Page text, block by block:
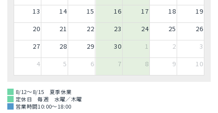
13
14 15 16 17 18
19
20
21 22 23 24 25
26
27
28 29 30 1 2
3
4
5 6 7 8 9 10
8/12～8/15 夏季休業
定休日 毎週 水曜／木曜
営業時間10:00～18:00